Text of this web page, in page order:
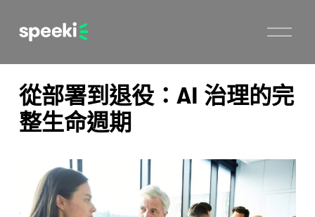
開
選
單
從部署到退役：AI 治理的完
整生命週期